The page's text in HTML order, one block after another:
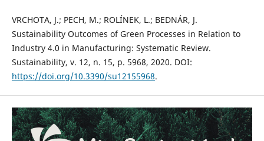
VRCHOTA, J.; PECH, M.; ROLÍNEK, L.; BEDNÁR, J.
Sustainability Outcomes of Green Processes in Relation to
Industry 4.0 in Manufacturing: Systematic Review.
Sustainability, v. 12, n. 15, p. 5968, 2020. DOI:
https://doi.org/10.3390/su12155968.